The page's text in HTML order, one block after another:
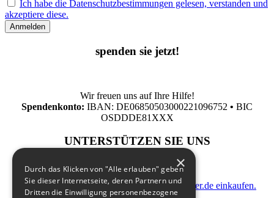
Ich habe die Datenschutzbestimmungen gelesen, verstanden und
akzeptiere diese.
spenden sie jetzt!
Wir freuen uns auf Ihre Hilfe!
Spendenkonto: IBAN: DE06850503000221096752 • BIC
OSDDDE81XXX
UNTERSTÜTZEN SIE UNS
indem Sie zusatzkostenfrei auf Bildungsspender.de einkaufen.
×
Durch das Klicken von "Alle erlauben" geben
Sie dieser Internetseite, deren Partnern und
Dritten die Einwilligung personenbezogene